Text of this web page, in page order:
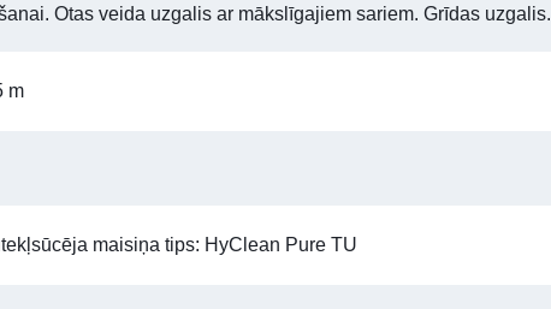
Otas veida uzgalis ar mākslīgajiem sariem. Grīdas uzgalis.
m
maisiņa tips: HyClean Pure TU